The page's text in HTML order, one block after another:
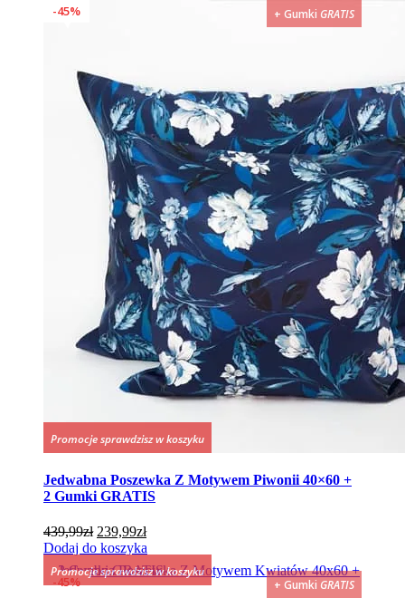
45%
Promocje sprawdzisz w koszyku
+ Gumki GRATIS
Jedwabna Poszewka Z Motywem Piwonii 40×60 +
2 Gumki GRATIS
439,99zł Pierwotna
cena
wynosiła:
439,99zł.
239,99złAktualna
cena
wynosi:
239,99zł.
Dodaj do koszyka
45%
Promocje sprawdzisz w koszyku
+ Gumki GRATIS